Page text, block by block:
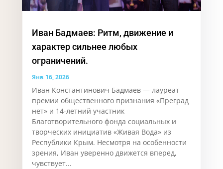
Иван Бадмаев: Ритм, движение и
характер сильнее любых
ограничений.
Янв 16, 2026
Иван Константинович Бадмаев — лауреат
премии общественного признания «Преград
нет» и 14-летний участник
Благотворительного фонда социальных и
творческих инициатив «Живая Вода» из
Республики Крым. Несмотря на особенности
зрения, Иван уверенно движется вперед,
чувствует...